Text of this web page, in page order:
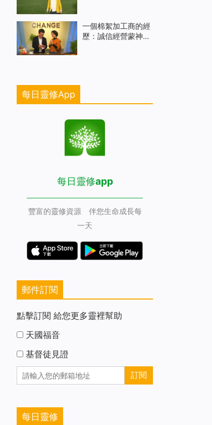
一個棉絮加工商的經
歷：誠信經營蒙神祝
每日靈修App
每日靈修app
豐富的靈修資源 伴您生命成長每
一天
郵件訂閱
點擊訂閱 給您更多靈裡幫助
天國福音
基督徒見證
每日靈修